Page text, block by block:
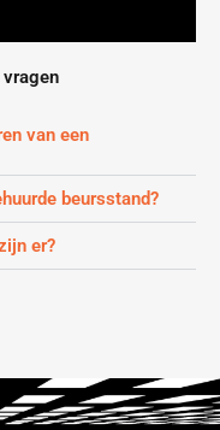
van een
beursstand?
er?